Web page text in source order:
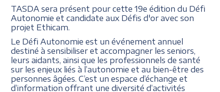
TASDA sera présent pour cette 19e édition du Défi
Autonomie et candidate aux Défis d'or avec son
projet Ethicam.
Le Défi Autonomie est un événement annuel
destiné à sensibiliser et accompagner les seniors,
leurs aidants, ainsi que les professionnels de santé
sur les enjeux liés à l’autonomie et au bien-être des
personnes âgées. C’est un espace d’échange et
d’information offrant une diversité d’activités